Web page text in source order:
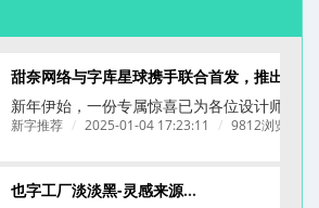
新年伊始，一份专属惊喜已为各位设计师备
新字推荐 / 2025-01-04 17:23:11 / 9812浏览
也字工厂淡淡黑-灵感来源于《ニューシネマ》A D电影体